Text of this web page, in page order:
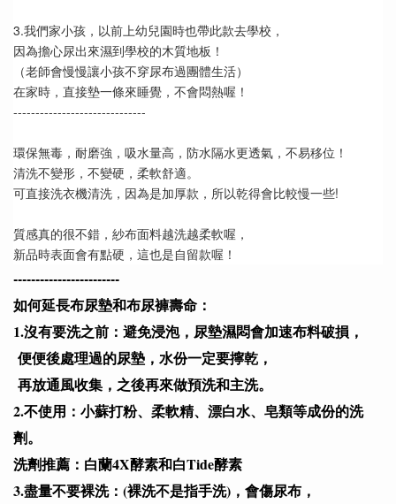
3.我們家小孩，以前上幼兒園時也帶此款去學校，
因為擔心尿出來濕到學校的木質地板！
（老師會慢慢讓小孩不穿尿布過團體生活）
在家時，直接墊一條來睡覺，不會悶熱喔！
------------------------------
環保無毒，耐磨強，吸水量高，防水隔水更透氣，不易移位！
清洗不變形，不變硬，柔軟舒適。
可直接洗衣機清洗，因為是加厚款，所以乾得會比較慢一些!
質感真的很不錯，紗布面料越洗越柔軟喔，
新品時表面會有點硬，這也是自留款喔！
------------------------
如何延長布尿墊和布尿褲壽命：
1.沒有要洗之前：避免浸泡，尿墊濕悶會加速布料破損，
便便後處理過的尿墊，水份一定要擰乾，
再放通風收集，之後再來做預洗和主洗。
2.不使用：小蘇打粉、柔軟精、漂白水、皂類等成份的洗
劑。
洗劑推薦：白蘭4X酵素和白Tide酵素
3.盡量不要裸洗：(裸洗不是指手洗)，會傷尿布，